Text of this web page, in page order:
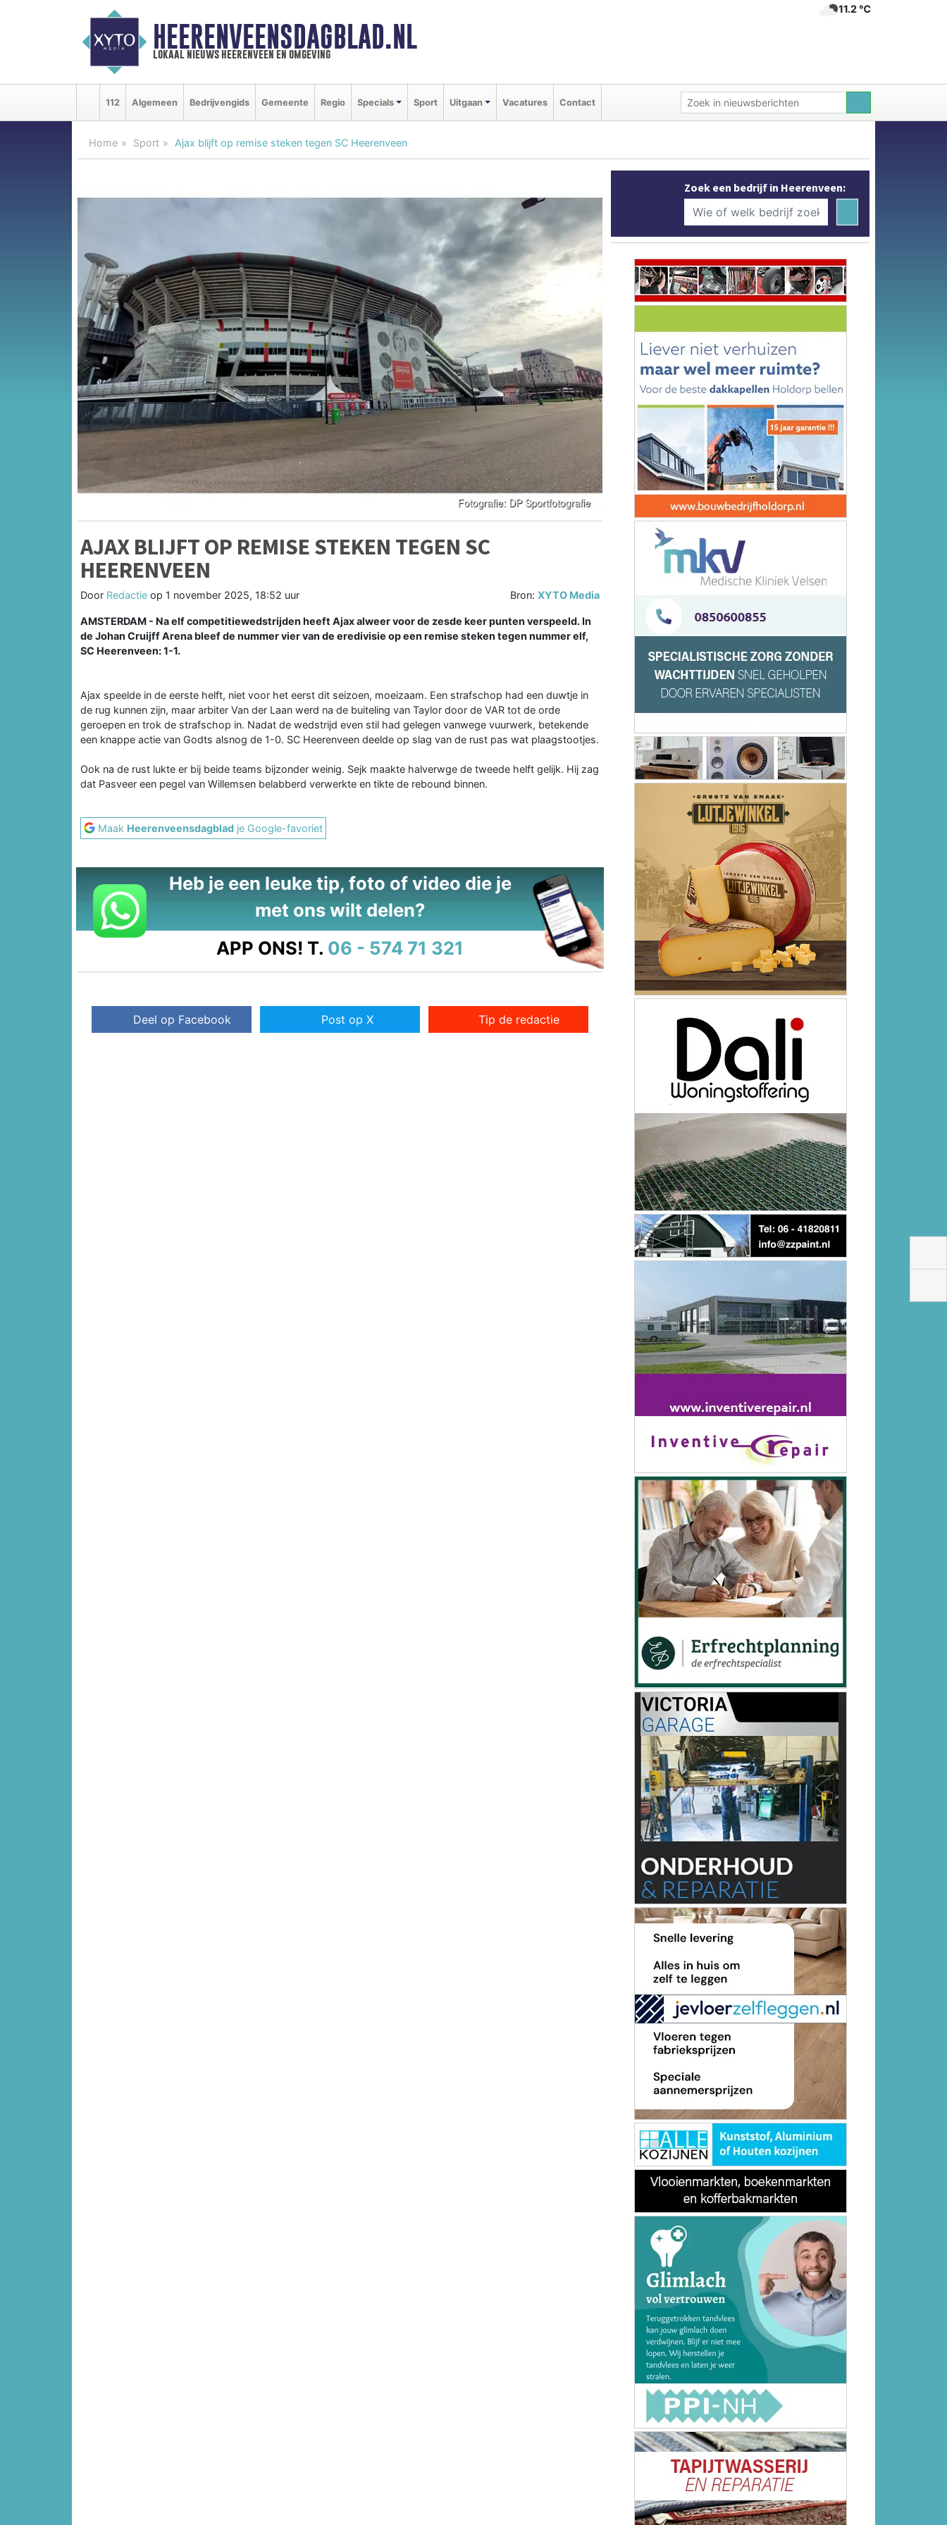
HEERENVEENSDAGBLAD.NL
lokaal nieuws heerenveen en omgeving
11.2 ℃
112 Algemeen Bedrijvengids Gemeente Regio Specials Sport Uitgaan Vacatures Contact
Home Sport Ajax blijft op remise steken tegen SC Heerenveen
AJAX BLIJFT OP REMISE STEKEN TEGEN SC
HEERENVEEN
Door Redactie op 1 november 2025, 18:52 uur Bron:XYTO Media
AMSTERDAM - Na elf competitiewedstrijden heeft Ajax alweer voor de zesde keer punten verspeeld. In
de Johan Cruijff Arena bleef de nummer vier van de eredivisie op een remise steken tegen nummer elf,
SC Heerenveen: 1-1.
Ajax speelde in de eerste helft, niet voor het eerst dit seizoen, moeizaam. Een strafschop had een duwtje in
de rug kunnen zijn, maar arbiter Van der Laan werd na de buiteling van Taylor door de VAR tot de orde
geroepen en trok de strafschop in. Nadat de wedstrijd even stil had gelegen vanwege vuurwerk, betekende
een knappe actie van Godts alsnog de 1-0. SC Heerenveen deelde op slag van de rust pas wat plaagstootjes.
Ook na de rust lukte er bij beide teams bijzonder weinig. Sejk maakte halverwge de tweede helft gelijk. Hij zag
dat Pasveer een pegel van Willemsen belabberd verwerkte en tikte de rebound binnen.
Maak Heerenveensdagblad je Google-favoriet
Heb je een leuke tip, foto of video die je
met ons wilt delen?
APP ONS! T. 06 - 574 71 321
Deel op Facebook Post op X Tip de redactie
Zoek een bedrijf in Heerenveen: